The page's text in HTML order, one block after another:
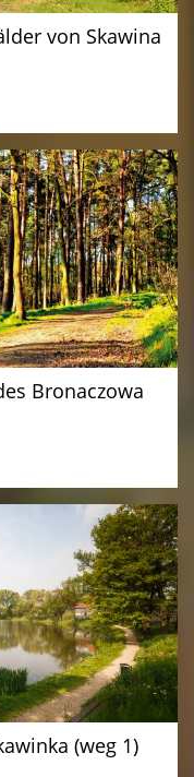
von Skawina
Bronaczowa
(weg 1)